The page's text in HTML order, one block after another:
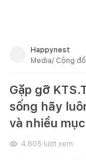
Happynest
Media/ Cộng
Gặp gỡ
sống hãy
và nhiều
4.605 lượt xem